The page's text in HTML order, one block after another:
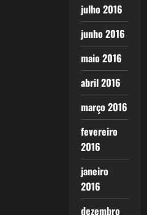
julho 2016
junho 2016
maio 2016
abril 2016
março 2016
fevereiro
2016
janeiro
2016
dezembro